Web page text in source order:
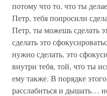
потому что то, что ты
Петр, тебя попросили
Петр, ты можешь сделать
сделать это
нужно сделать, это
внутри тебя, той, что ты
ему также. В порядке
расслабиться и дышать…